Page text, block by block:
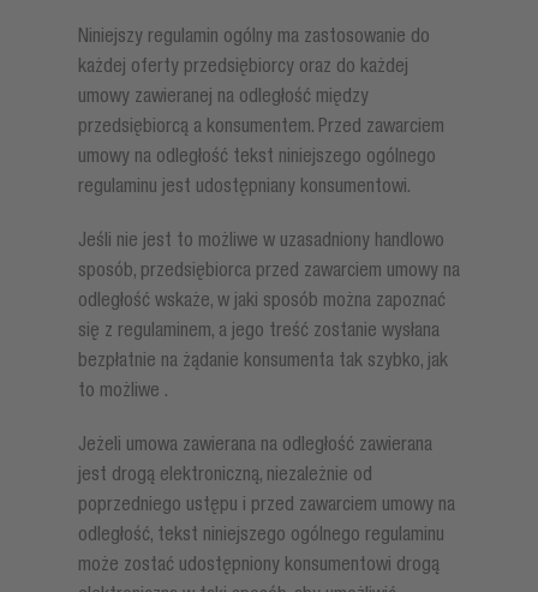
Niniejszy regulamin ogólny ma zastosowanie do
każdej oferty przedsiębiorcy oraz do każdej
umowy zawieranej na odległość między
przedsiębiorcą a konsumentem. Przed zawarciem
umowy na odległość tekst niniejszego ogólnego
regulaminu jest udostępniany konsumentowi.
Jeśli nie jest to możliwe w uzasadniony handlowo
sposób, przedsiębiorca przed zawarciem umowy na
odległość wskaże, w jaki sposób można zapoznać
się z regulaminem, a jego treść zostanie wysłana
bezpłatnie na żądanie konsumenta tak szybko, jak
to możliwe .
Jeżeli umowa zawierana na odległość zawierana
jest drogą elektroniczną, niezależnie od
poprzedniego ustępu i przed zawarciem umowy na
odległość, tekst niniejszego ogólnego regulaminu
może zostać udostępniony konsumentowi drogą